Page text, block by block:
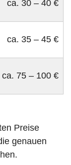
ca. 30 – 40 €
ca. 35 – 45 €
ca. 75 – 100 €
Preise
genauen